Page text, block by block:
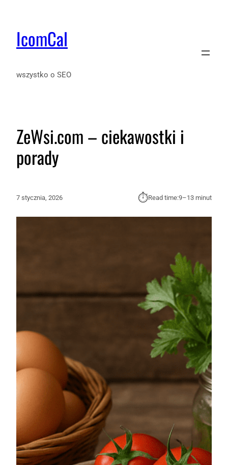
IcomCal
wszystko o SEO
ZeWsi.com – ciekawostki i
porady
7 stycznia, 2026 ⏱︎Read time:9–13 minut